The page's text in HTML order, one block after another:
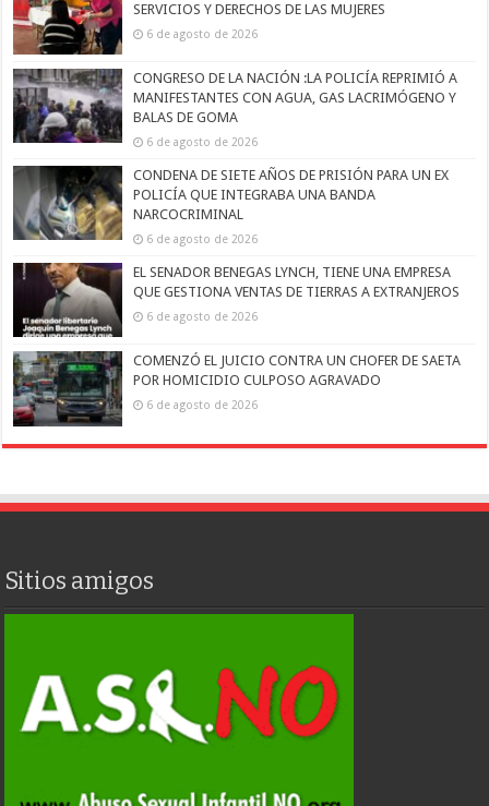
SERVICIOS Y DERECHOS DE LAS MUJERES
6 de agosto de 2026
CONGRESO DE LA NACIÓN :LA POLICÍA REPRIMIÓ A
MANIFESTANTES CON AGUA, GAS LACRIMÓGENO Y
BALAS DE GOMA
6 de agosto de 2026
CONDENA DE SIETE AÑOS DE PRISIÓN PARA UN EX
POLICÍA QUE INTEGRABA UNA BANDA
NARCOCRIMINAL
6 de agosto de 2026
EL SENADOR BENEGAS LYNCH, TIENE UNA EMPRESA
QUE GESTIONA VENTAS DE TIERRAS A EXTRANJEROS
6 de agosto de 2026
COMENZÓ EL JUICIO CONTRA UN CHOFER DE SAETA
POR HOMICIDIO CULPOSO AGRAVADO
6 de agosto de 2026
Sitios amigos